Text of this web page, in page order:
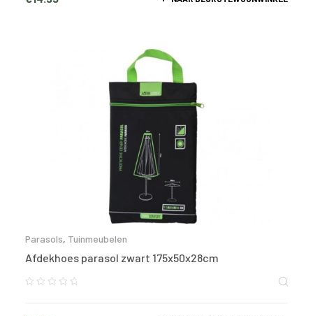
Parasols, Tuinmeubelen
Afdekhoes parasol zwart 175x50x28cm